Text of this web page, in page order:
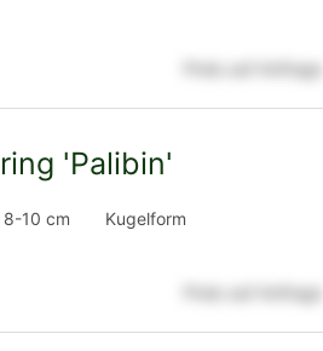
Preis auf Anfrage
'Palibin'
8-10 cm Kugelform
Preis auf Anfrage